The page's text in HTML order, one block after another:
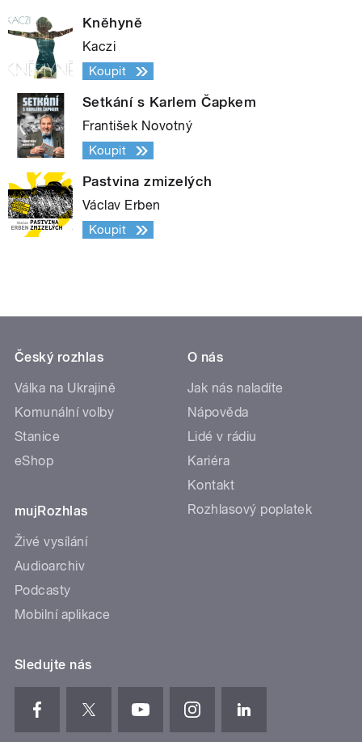
Kněhyně
Kaczi
Koupit
Setkání s Karlem Čapkem
František Novotný
Koupit
Pastvina zmizelých
Václav Erben
Koupit
Český rozhlas
Válka na Ukrajině
Komunální volby
Stanice
eShop
mujRozhlas
Živé vysílání
Audioarchiv
Podcasty
Mobilní aplikace
O nás
Jak nás naladíte
Nápověda
Lidé v rádiu
Kariéra
Kontakt
Rozhlasový poplatek
Sledujte nás